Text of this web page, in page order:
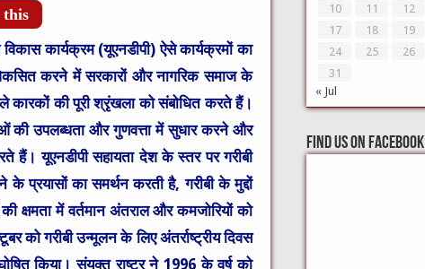
this
विकास कार्यक्रम (यूएनडीपी) ऐसे कार्यक्रमों का
करने में सरकारों और नागरिक समाज के
कारकों की पूरी श्रृंखला को संबोधित करते हैं।
की उपलब्धता और गुणवत्ता में सुधार करने और
यूएनडीपी सहायता देश के स्तर पर गरीबी
का समर्थन करती है, गरीबी के मुद्दों
क्षमता में वर्तमान अंतराल और कमजोरियों को
को गरीबी उन्मूलन के लिए अंतर्राष्ट्रीय दिवस
किया। संयुक्त राष्ट्र ने 1996 के वर्ष को
10
11 12
17
18 19
24
25 26
31
« Jul
Find us on Facebook